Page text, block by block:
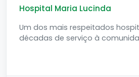
Hospital Maria Lucinda
Um dos mais respeitados
décadas de serviço à